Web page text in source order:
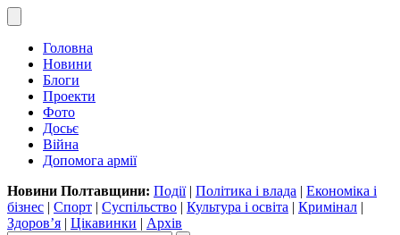
Головна
Новини
Блоги
Проекти
Фото
Досьє
Війна
Допомога армії
Новини Полтавщини: Події| Політика і влада | Економіка і
бізнес | Спорт | Суспільство | Культура і освіта | Кримінал |
Здоров’я | Цікавинки | Архів